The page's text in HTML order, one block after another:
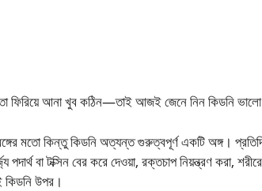
ফিরিয়ে আনা খুব কঠিন—তাই আজই জেনে নিন কিডনি ভালো
মতো কিন্তু কিডনি অত্যন্ত গুরুত্বপূর্ণ একটি অঙ্গ।
বা টক্সিন বের করে দেওয়া, রক্তচাপ নিয়ন্ত্রণ করা,
কিডনি উপর।